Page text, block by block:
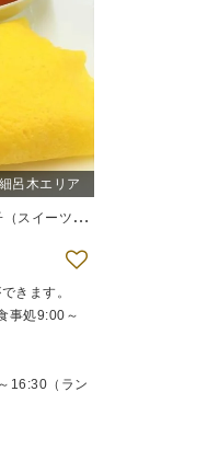
呂木エリア
スイーツ）
きます。
事処9:00～
16:30（ラン